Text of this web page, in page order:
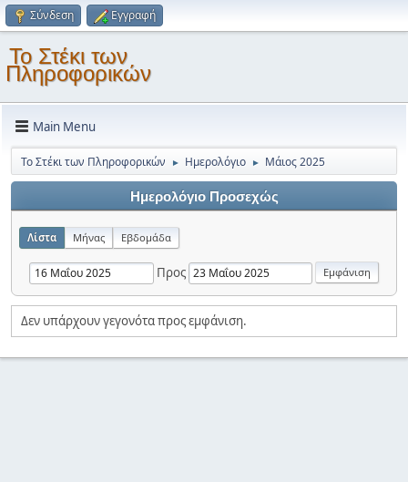
Σύνδεση Εγγραφή
Το Στέκι των
Πληροφορικών
Main Menu
Το Στέκι των Πληροφορικών ► Ημερολόγιο ► Μάιος 2025
Ημερολόγιο Προσεχώς
Λίστα Μήνας Εβδομάδα
Προς
Δεν υπάρχουν γεγονότα προς εμφάνιση.